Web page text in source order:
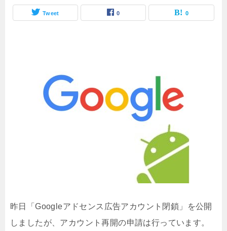
Tweet 0 0
昨日「Googleアドセンス広告アカウント閉鎖」を公開
しましたが、アカウント再開の申請は行っています。